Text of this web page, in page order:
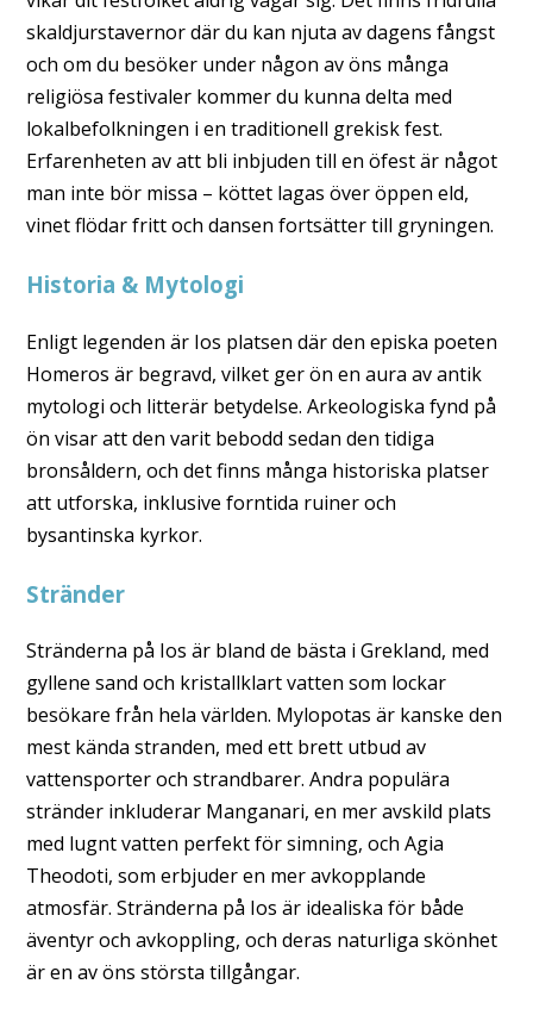
skaldjurstavernor där du kan njuta av dagens fångst
och om du besöker under någon av öns många
religiösa festivaler kommer du kunna delta med
lokalbefolkningen i en traditionell grekisk fest.
Erfarenheten av att bli inbjuden till en öfest är något
man inte bör missa – köttet lagas över öppen eld,
vinet flödar fritt och dansen fortsätter till gryningen.
Historia & Mytologi
Enligt legenden är Ios platsen där den episka poeten
Homeros är begravd, vilket ger ön en aura av antik
mytologi och litterär betydelse. Arkeologiska fynd på
ön visar att den varit bebodd sedan den tidiga
bronsåldern, och det finns många historiska platser
att utforska, inklusive forntida ruiner och
bysantinska kyrkor.
Stränder
Stränderna på Ios är bland de bästa i Grekland, med
gyllene sand och kristallklart vatten som lockar
besökare från hela världen. Mylopotas är kanske den
mest kända stranden, med ett brett utbud av
vattensporter och strandbarer. Andra populära
stränder inkluderar Manganari, en mer avskild plats
med lugnt vatten perfekt för simning, och Agia
Theodoti, som erbjuder en mer avkopplande
atmosfär. Stränderna på Ios är idealiska för både
äventyr och avkoppling, och deras naturliga skönhet
är en av öns största tillgångar.